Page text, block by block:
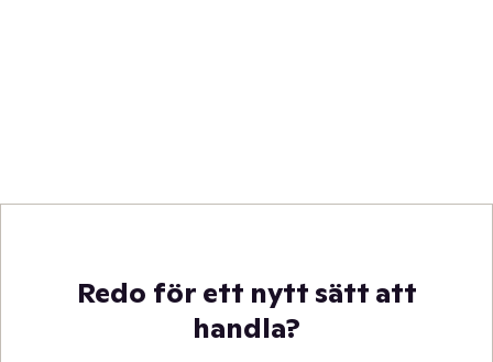
Redo för ett nytt sätt att
handla?